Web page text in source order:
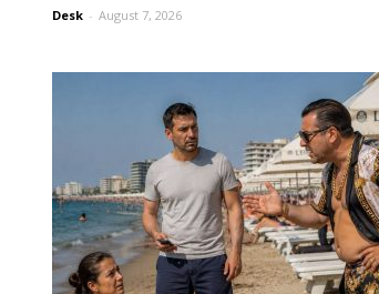
Desk - August 7, 2026